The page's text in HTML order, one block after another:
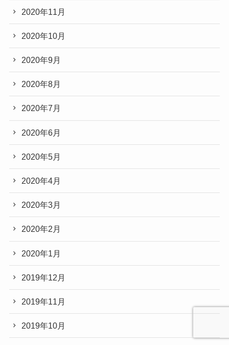
2020年11月
2020年10月
2020年9月
2020年8月
2020年7月
2020年6月
2020年5月
2020年4月
2020年3月
2020年2月
2020年1月
2019年12月
2019年11月
2019年10月